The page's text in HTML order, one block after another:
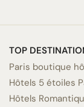
TOP
Paris boutique
Hôtels 5 étoiles
Hôtels